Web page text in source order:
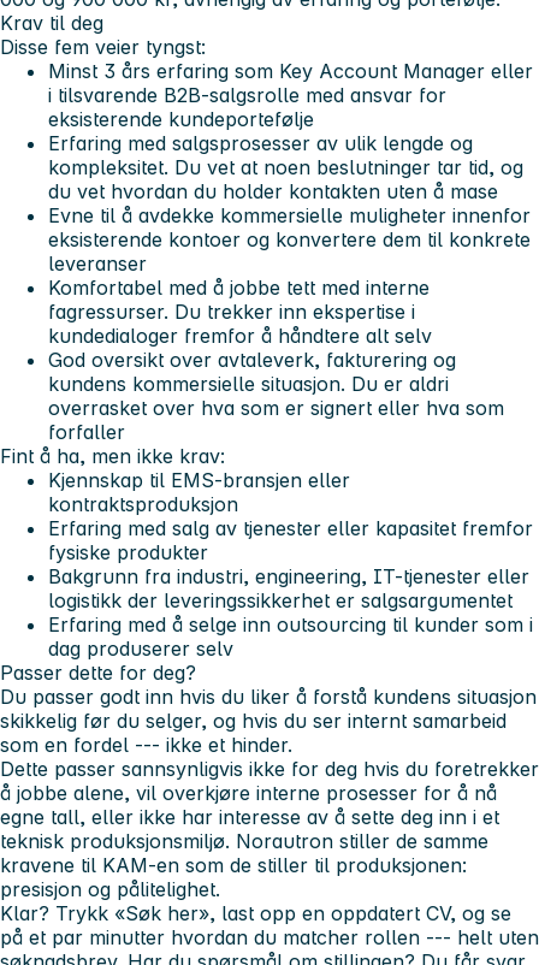
Krav til deg
Disse fem veier tyngst:
Minst 3 års erfaring som Key Account Manager eller
i tilsvarende B2B-salgsrolle med ansvar for
eksisterende kundeportefølje
Erfaring med salgsprosesser av ulik lengde og
kompleksitet. Du vet at noen beslutninger tar tid, og
du vet hvordan du holder kontakten uten å mase
Evne til å avdekke kommersielle muligheter innenfor
eksisterende kontoer og konvertere dem til konkrete
leveranser
Komfortabel med å jobbe tett med interne
fagressurser. Du trekker inn ekspertise i
kundedialoger fremfor å håndtere alt selv
God oversikt over avtaleverk, fakturering og
kundens kommersielle situasjon. Du er aldri
overrasket over hva som er signert eller hva som
forfaller
Fint å ha, men ikke krav:
Kjennskap til EMS-bransjen eller
kontraktsproduksjon
Erfaring med salg av tjenester eller kapasitet fremfor
fysiske produkter
Bakgrunn fra industri, engineering, IT-tjenester eller
logistikk der leveringssikkerhet er salgsargumentet
Erfaring med å selge inn outsourcing til kunder som i
dag produserer selv
Passer dette for deg?
Du passer godt inn hvis du liker å forstå kundens situasjon
skikkelig før du selger, og hvis du ser internt samarbeid
som en fordel --- ikke et hinder.
Dette passer sannsynligvis ikke for deg hvis du foretrekker
å jobbe alene, vil overkjøre interne prosesser for å nå
egne tall, eller ikke har interesse av å sette deg inn i et
teknisk produksjonsmiljø. Norautron stiller de samme
kravene til KAM-en som de stiller til produksjonen:
presisjon og pålitelighet.
Klar? Trykk «Søk her», last opp en oppdatert CV, og se
på et par minutter hvordan du matcher rollen --- helt uten